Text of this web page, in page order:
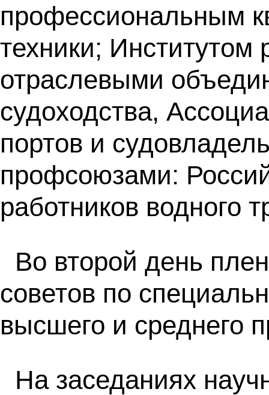
профессиональным
техники; Институтом
отраслевыми
судоходства,
портов и
профсоюзами:
работников водного
Во второй день
советов по
высшего и среднего
На заседаниях